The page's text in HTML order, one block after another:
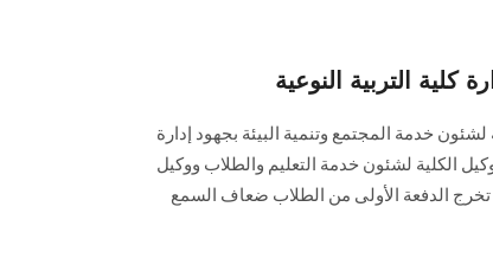
كلية التربية النوعية
خدمة المجتمع وتنمية البيئة بجهود إدارة
الكلية لشئون خدمة التعليم والطلاب ووكيل
تخرج الدفعة الأولى من الطلاب ضعاف السمع